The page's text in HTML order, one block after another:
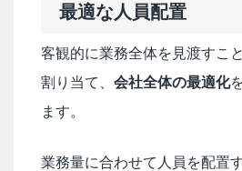
最適な人員配置
客観的に業務全体を見渡すこ
割り当て、 会社全体の最適化
ます。
業務量に合わせて人員を配置